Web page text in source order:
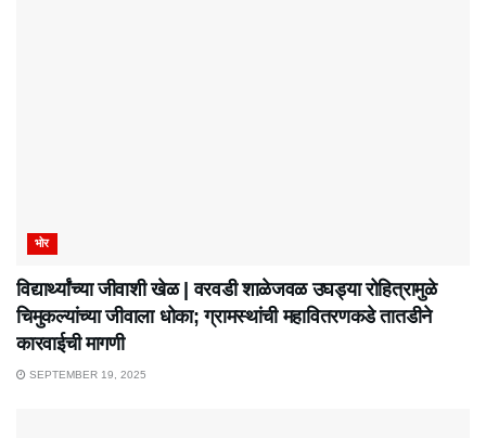
भोर
विद्यार्थ्यांच्या जीवाशी खेळ | वरवडी शाळेजवळ उघड्या रोहित्रामुळे
चिमुकल्यांच्या जीवाला धोका; ग्रामस्थांची महावितरणकडे तातडीने
कारवाईची मागणी
SEPTEMBER 19, 2025